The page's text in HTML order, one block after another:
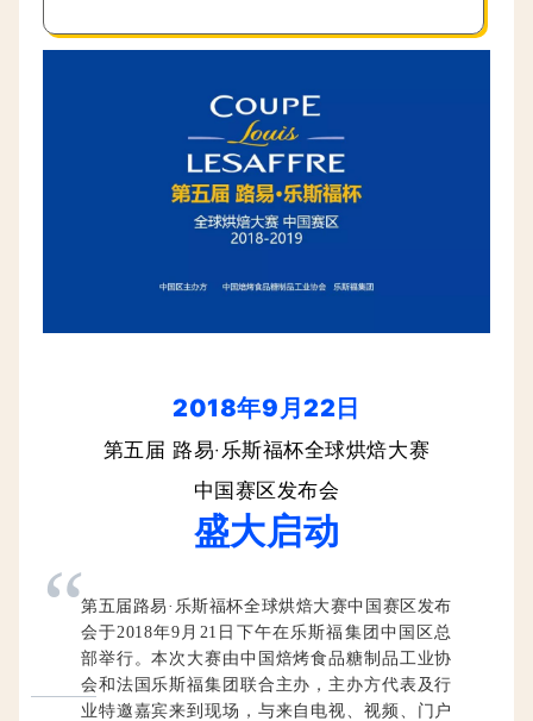
2018年9月22日
第五届 路易·乐斯福杯全球烘焙大赛
中国赛区发布会
盛大启动
“第五届路易·乐斯福杯全球烘焙大赛中国赛区发布
会于2018年9月21日下午在乐斯福集团中国区总
部举行。本次大赛由中国焙烤食品糖制品工业协
会和法国乐斯福集团联合主办，主办方代表及行
业特邀嘉宾来到现场，与来自电视、视频、门户